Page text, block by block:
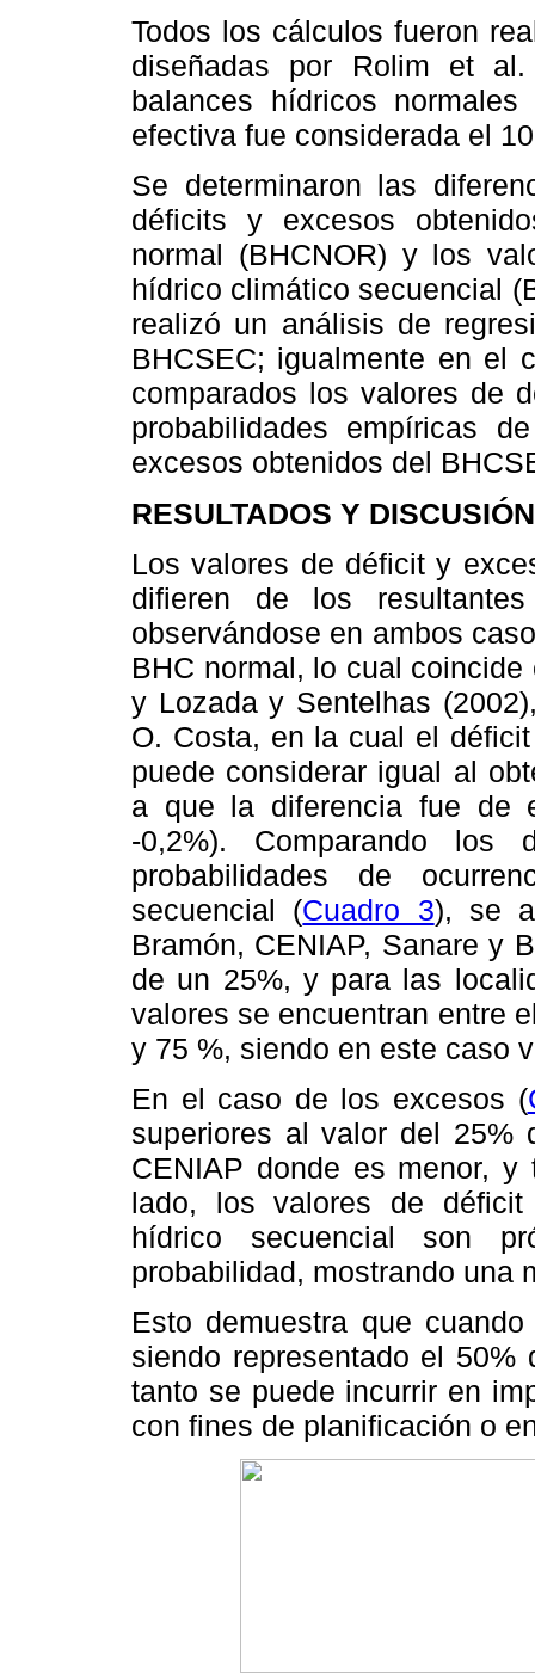
Todos los cálculos fueron
diseñadas por Rolim et
balances hídricos
efectiva fue considerada el
Se determinaron las
déficits y excesos
normal (BHCNOR) y los
hídrico climático secuencial
realizó un análisis de
BHCSEC; igualmente en el
comparados los valores de
probabilidades empíricas
excesos obtenidos del
RESULTADOS Y DISCUSIÓN
Los valores de déficit y
difieren de los
observándose en ambos
BHC normal, lo cual
y Lozada y Sentelhas
O. Costa, en la cual el
puede considerar igual al
a que la diferencia fue de
-0,2%). Comparando
probabilidades de
secuencial (Cuadro 3), se
Bramón, CENIAP, Sanare y
de un 25%, y para las
valores se encuentran entre
y 75 %, siendo en este caso
En el caso de los excesos (
superiores al valor del 25%
CENIAP donde es menor,
lado, los valores de
hídrico secuencial son
probabilidad, mostrando una
Esto demuestra que
siendo representado el
tanto se puede incurrir en
con fines de planificación o